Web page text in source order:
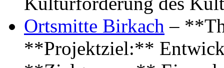
Ortsmitte Birkach –
**Projektziel:**